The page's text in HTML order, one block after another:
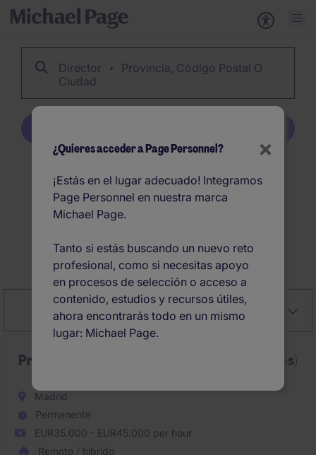
Director
Provincia, Código Postal O
Ciudad
789 Director ofertas de
empleo en España
Crear alerta
Relevancia
CloseFilter
Project Manager (Redes & Telecomunicaciones)
Madrid
Permanente
EUR35.000 - EUR45.000 per hour
Remoto / híbrido
×
¿Quieres acceder a Page Personnel?
¡Estás en el lugar adecuado! Integramos
Page Personnel en nuestra marca
Michael Page.
Tanto si estás buscando un nuevo reto
profesional, como si necesitas apoyo
en procesos de selección o acceso a
contenido, estudios y recursos útiles,
ahora encontrarás todo en un mismo
lugar: Michael Page.